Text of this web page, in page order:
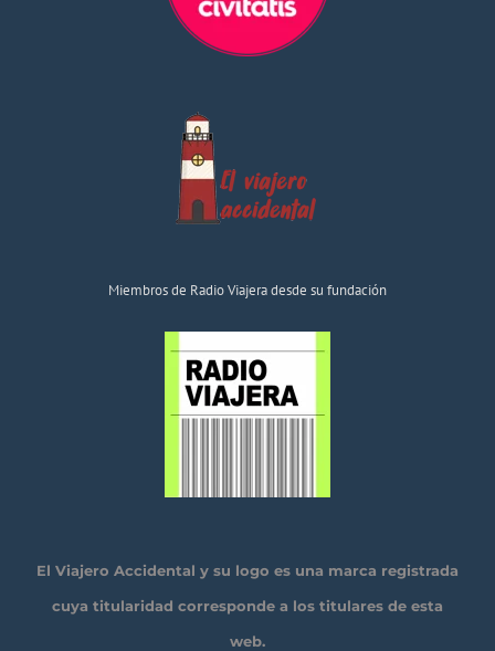
Miembros de Radio Viajera desde su fundación
El Viajero Accidental y su logo es una marca registrada
cuya titularidad corresponde a los titulares de esta
web.